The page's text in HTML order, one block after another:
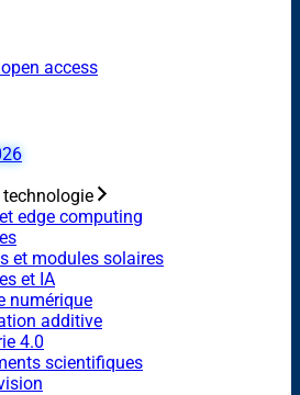
access
edge computing
et modules solaires
et IA
numérique
additive
4.0
scientifiques